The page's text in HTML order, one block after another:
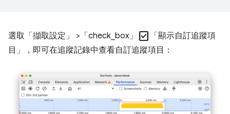
選取「擷取設定」 >「check_box」 check_box 「顯示自訂追蹤項
目」
，即可在追蹤記錄中查看自訂追蹤項目：